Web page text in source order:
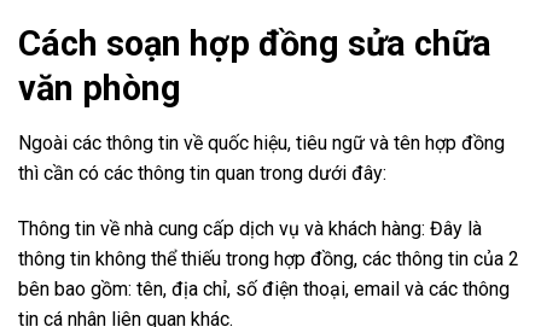
Cách soạn hợp đồng sửa chữa
văn phòng
Ngoài các thông tin về quốc hiệu, tiêu ngữ và tên hợp đồng
thì cần có các thông tin quan trong dưới đây:
Thông tin về nhà cung cấp dịch vụ và khách hàng: Đây là
thông tin không thể thiếu trong hợp đồng, các thông tin của 2
bên bao gồm: tên, địa chỉ, số điện thoại, email và các thông
tin cá nhân liên quan khác.